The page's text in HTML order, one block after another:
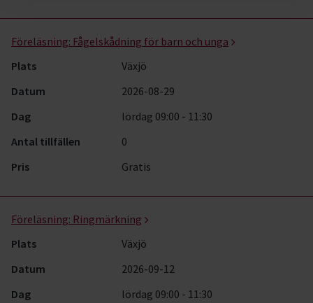
Föreläsning: Fågelskådning för barn och unga
Plats
Växjö
Datum
2026-08-29
Dag
lördag 09:00 - 11:30
Antal tillfällen
0
Pris
Gratis
Föreläsning: Ringmärkning
Plats
Växjö
Datum
2026-09-12
Dag
lördag 09:00 - 11:30